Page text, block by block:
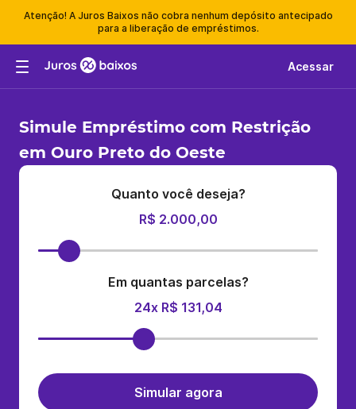
Atenção! A Juros Baixos não cobra nenhum depósito antecipado
para a liberação de empréstimos.
Acessar
Simule Empréstimo com Restrição
em Ouro Preto do Oeste
Quanto você deseja?
R$ 2.000,00
Em quantas parcelas?
24x R$ 131,04
Simular agora